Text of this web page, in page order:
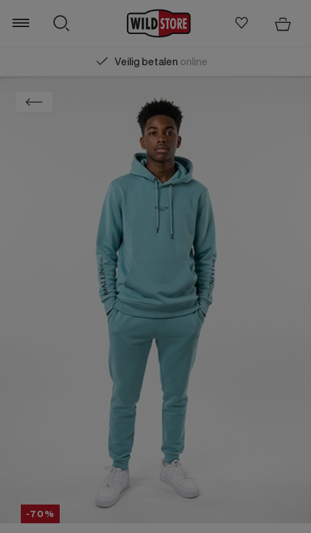
Veilig betalenonline
Zoeken
-70%